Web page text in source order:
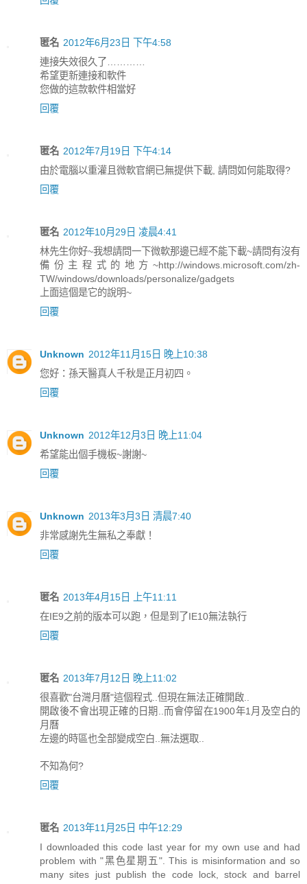
匿名 2012年6月23日 下午4:58
連接失效很久了…………
希望更新連接和軟件
您做的這款軟件相當好
回覆
匿名 2012年7月19日 下午4:14
由於電腦以重灌且微軟官網已無提供下載, 請問如何能取得?
回覆
匿名 2012年10月29日 凌晨4:41
林先生你好~我想請問一下微軟那邊已經不能下載~請問有沒有
備份主程式的地方~http://windows.microsoft.com/zh-
TW/windows/downloads/personalize/gadgets
上面這個是它的說明~
回覆
Unknown 2012年11月15日 晚上10:38
您好：孫天醫真人千秋是正月初四。
回覆
Unknown 2012年12月3日 晚上11:04
希望能出個手機板~謝謝~
回覆
Unknown 2013年3月3日 清晨7:40
非常感謝先生無私之奉獻！
回覆
匿名 2013年4月15日 上午11:11
在IE9之前的版本可以跑，但是到了IE10無法執行
回覆
匿名 2013年7月12日 晚上11:02
很喜歡"台灣月曆"這個程式..但現在無法正確開啟..
開啟後不會出現正確的日期..而會停留在1900年1月及空白的
月曆
左邊的時區也全部變成空白..無法選取..
不知為何?
回覆
匿名 2013年11月25日 中午12:29
I downloaded this code last year for my own use and had
problem with "黑色星期五". This is misinformation and so
many sites just publish the code lock, stock and barrel